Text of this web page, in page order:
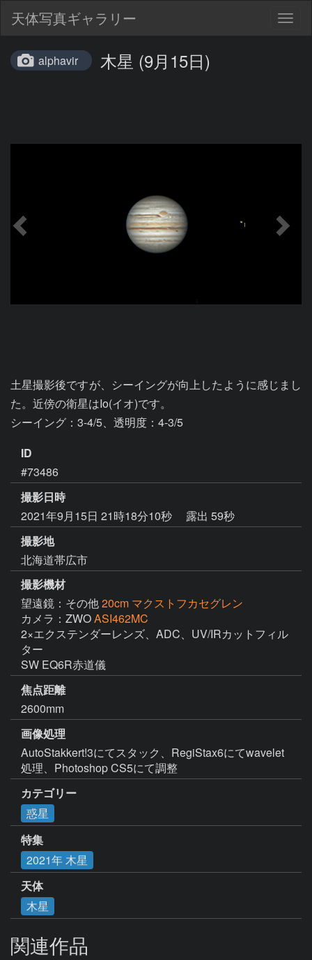
天体写真ギャラリー
alphavir 木星 (9月15日)
土星撮影後ですが、シーイングが向上したように感じまし
た。近傍の衛星はIo(イオ)です。
シーイング：3-4/5、透明度：4-3/5
ID
#73486
撮影日時
2021年9月15日 21時18分10秒
露出 59秒
撮影地
北海道帯広市
撮影機材
望遠鏡：その他20cm マクストフカセグレン
カメラ：ZWOASI462MC
2×エクステンダーレンズ、ADC、UV/IRカットフィル
ター
SW EQ6R赤道儀
焦点距離
2600mm
画像処理
AutoStakkert!3にてスタック、RegiStax6にてwavelet
処理、Photoshop CS5にて調整
カテゴリー
惑星
特集
2021年 木星
天体
木星
関連作品